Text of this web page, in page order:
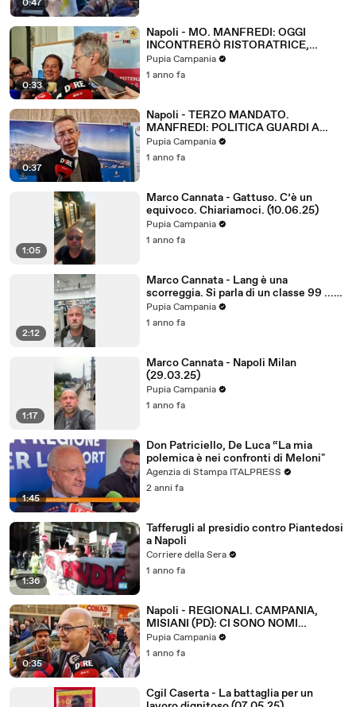
0:47
0:33
Napoli - MO. MANFREDI: OGGI
INCONTRERÒ RISTORATRICE,
SENTIRE VOCI DI TUTTI (07.05.25)
Pupia Campania
1 anno fa
0:37
Napoli - TERZO MANDATO.
MANFREDI: POLITICA GUARDI A
INTERESSE COLLETTIVO CAMPANIA
(02.04.25)
Pupia Campania
1 anno fa
1:05
Marco Cannata - Gattuso. C’è un
equivoco. Chiariamoci. (10.06.25)
Pupia Campania
1 anno fa
2:12
Marco Cannata - Lang è una
scorreggia. Si parla di un classe 99 ...
(27.06.25)
Pupia Campania
1 anno fa
1:17
Marco Cannata - Napoli Milan
(29.03.25)
Pupia Campania
1 anno fa
1:45
Don Patriciello, De Luca “La mia
polemica è nei confronti di Meloni"
Agenzia di Stampa ITALPRESS
2 anni fa
1:36
Tafferugli al presidio contro Piantedosi
a Napoli
Corriere della Sera
1 anno fa
0:35
Napoli - REGIONALI. CAMPANIA,
MISIANI (PD): CI SONO NOMI
AUTOREVOLISSIMI (10.04.25)
Pupia Campania
1 anno fa
Cgil Caserta - La battaglia per un